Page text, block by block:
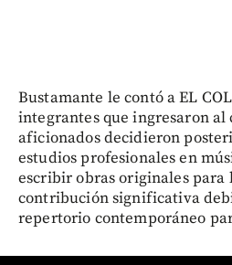
Bustamante le contó a EL
integrantes que ingresaron al
aficionados decidieron
estudios profesionales en
escribir obras originales para
contribución significativa
repertorio contemporáneo